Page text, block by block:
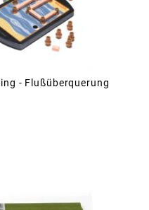
- Flußüberquerung